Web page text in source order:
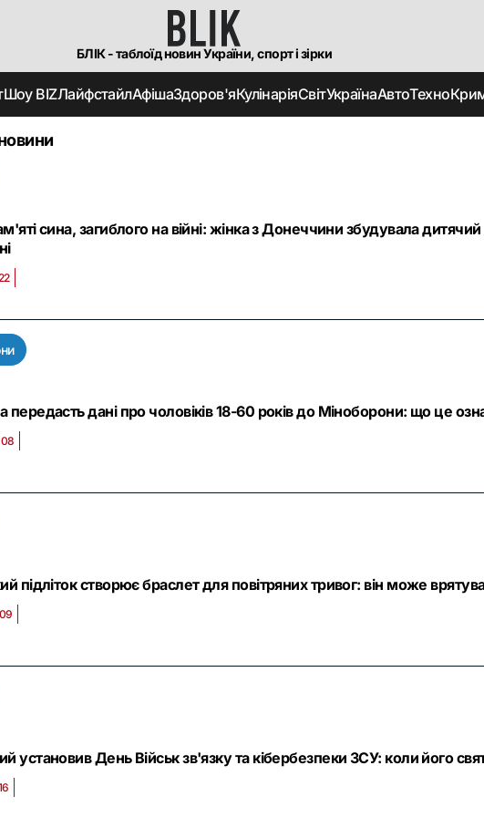
БЛІК - таблоїд новин України, спорт і зірки
Шоу BIZЛайфстайлАфішаЗдоров'яКулінаріяСвітУкраїнаАвтоТехно
сина, загиблого на війні: жінка з Донеччини збудувала
передасть дані про чоловіків 18-60 років до Міноборони: що це
підліток створює браслет для повітряних тривог: він може
установив День Військ зв'язку та кібербезпеки ЗСУ: коли його